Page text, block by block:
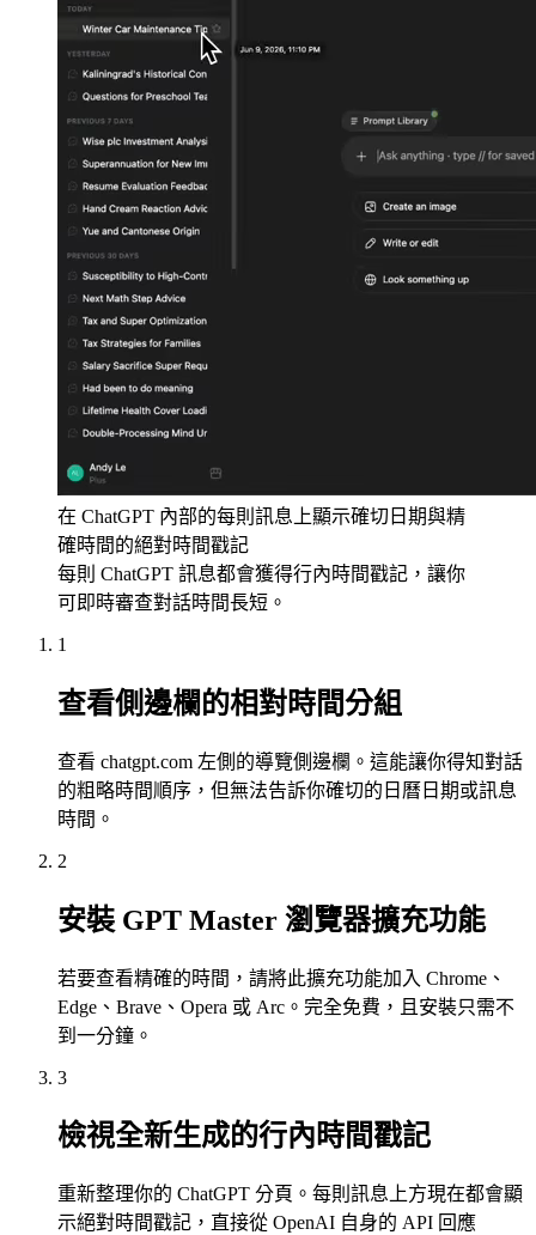
在 ChatGPT 內部的每則訊息上顯示確切日期與精
確時間的絕對時間戳記
每則 ChatGPT 訊息都會獲得行內時間戳記，讓你
可即時審查對話時間長短。
1
查看側邊欄的相對時間分組
查看 chatgpt.com 左側的導覽側邊欄。這能讓你得知對話
的粗略時間順序，但無法告訴你確切的日曆日期或訊息
時間。
2
安裝 GPT Master 瀏覽器擴充功能
若要查看精確的時間，請將此擴充功能加入 Chrome、
Edge、Brave、Opera 或 Arc。完全免費，且安裝只需不
到一分鐘。
3
檢視全新生成的行內時間戳記
重新整理你的 ChatGPT 分頁。每則訊息上方現在都會顯
示絕對時間戳記，直接從 OpenAI 自身的 API 回應